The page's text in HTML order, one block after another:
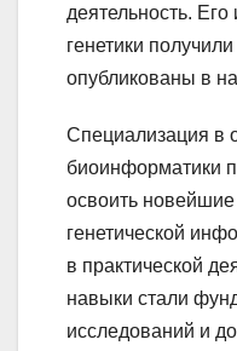
деятельность.
генетики
опубликованы в
Специализация в
биоинформатики
освоить
генетической
в практической
навыки стали
исследований и